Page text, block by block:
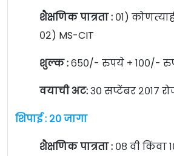
शैक्षणिक पात्रता : ०१)
०२) MS-CIT
शुल्क :६५०/- रुपये + १००/-
वयाची अट:३० सप्टेंबर २०१७
शिपाई : २० जागा
शैक्षणिक पात्रता : ०८ वी किंवा